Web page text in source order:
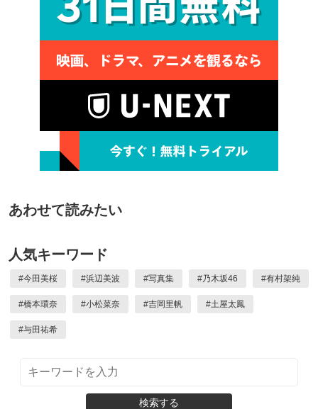
あわせて読みたい
人気キーワード
#今田美桜 #浜辺美波 #写真集 #乃木坂46 #有村架純
#橋本環奈 #小松菜奈 #吉岡里帆 #土屋太鳳
#与田祐希
検索する